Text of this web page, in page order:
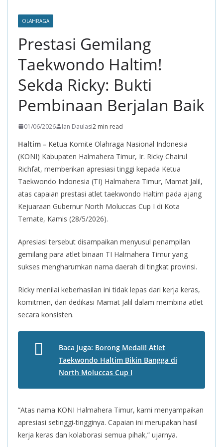
OLAHRAGA
Prestasi Gemilang
Taekwondo Haltim!
Sekda Ricky: Bukti
Pembinaan Berjalan Baik
01/06/2026 Ian Daulasi2 min read
Haltim – Ketua Komite Olahraga Nasional Indonesia
(KONI) Kabupaten Halmahera Timur, Ir. Ricky Chairul
Richfat, memberikan apresiasi tinggi kepada Ketua
Taekwondo Indonesia (TI) Halmahera Timur, Mamat Jalil,
atas capaian prestasi atlet taekwondo Haltim pada ajang
Kejuaraan Gubernur North Moluccas Cup I di Kota
Ternate, Kamis (28/5/2026).
Apresiasi tersebut disampaikan menyusul penampilan
gemilang para atlet binaan TI Halmahera Timur yang
sukses mengharumkan nama daerah di tingkat provinsi.
Ricky menilai keberhasilan ini tidak lepas dari kerja keras,
komitmen, dan dedikasi Mamat Jalil dalam membina atlet
secara konsisten.
Baca Juga: Borong Medali! Atlet
Taekwondo Haltim Bikin Bangga di
North Moluccas Cup I
“Atas nama KONI Halmahera Timur, kami menyampaikan
apresiasi setinggi-tingginya. Capaian ini merupakan hasil
kerja keras dan kolaborasi semua pihak,” ujarnya.